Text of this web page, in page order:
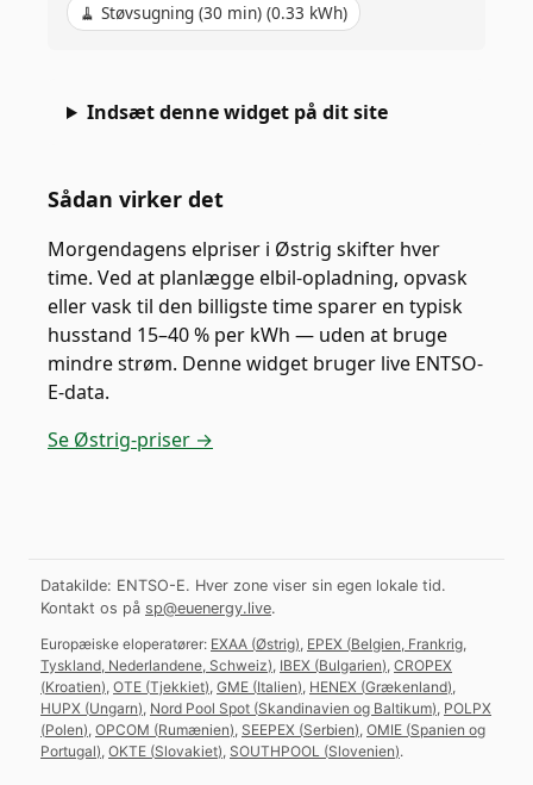
🧹 Støvsugning (30 min) (0.33 kWh)
Indsæt denne widget på dit site
Sådan virker det
Morgendagens elpriser i Østrig skifter hver
time. Ved at planlægge elbil-opladning, opvask
eller vask til den billigste time sparer en typisk
husstand 15–40 % per kWh — uden at bruge
mindre strøm. Denne widget bruger live ENTSO-
E-data.
Se Østrig-priser →
Datakilde: ENTSO-E. Hver zone viser sin egen lokale tid.
Kontakt os på sp@euenergy.live.
Europæiske eloperatører: EXAA (Østrig), EPEX (Belgien, Frankrig,
Tyskland, Nederlandene, Schweiz), IBEX (Bulgarien), CROPEX
(Kroatien), OTE (Tjekkiet), GME (Italien), HENEX (Grækenland),
HUPX (Ungarn), Nord Pool Spot (Skandinavien og Baltikum), POLPX
(Polen), OPCOM (Rumænien), SEEPEX (Serbien), OMIE (Spanien og
Portugal), OKTE (Slovakiet), SOUTHPOOL (Slovenien).